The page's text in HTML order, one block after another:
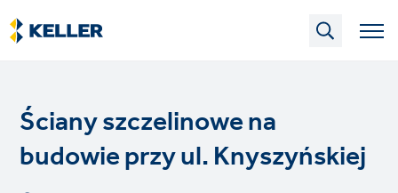
Skip
to
main
Ściany szczelinowe na
budowie przy ul. Knyszyńskiej